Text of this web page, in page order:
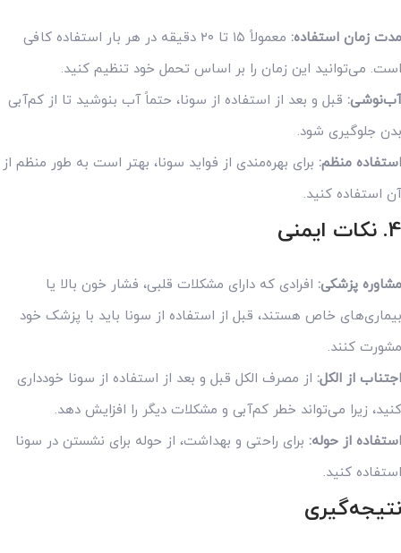
زمان استفاده:
معمولاً ۱۵ تا ۲۰ دقیقه در هر بار استفاده کافی
می‌توانید این زمان را بر اساس تحمل خود تنظیم کنید.
قبل و بعد از استفاده از سونا، حتماً آب بنوشید تا از کم‌آبی
جلوگیری شود.
منظم: برای بهره‌مندی از فواید سونا، بهتر است به طور منظم از
استفاده کنید.
نکات ایمنی
پزشکی: افرادی که دارای مشکلات قلبی، فشار خون بالا یا
خاص هستند، قبل از استفاده از سونا باید با پزشک خود
کنند.
از الکل: از مصرف الکل قبل و بعد از استفاده از سونا خودداری
زیرا می‌تواند خطر کم‌آبی و مشکلات دیگر را افزایش دهد.
از حوله: برای راحتی و بهداشت، از حوله برای نشستن در سونا
کنید.